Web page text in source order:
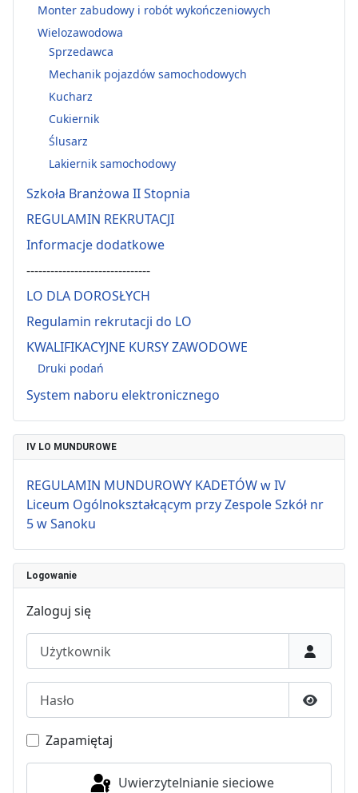
Monter zabudowy i robót wykończeniowych
Wielozawodowa
Sprzedawca
Mechanik pojazdów samochodowych
Kucharz
Cukiernik
Ślusarz
Lakiernik samochodowy
Szkoła Branżowa II Stopnia
REGULAMIN REKRUTACJI
Informacje dodatkowe
-------------------------------
LO DLA DOROSŁYCH
Regulamin rekrutacji do LO
KWALIFIKACYJNE KURSY ZAWODOWE
Druki podań
System naboru elektronicznego
IV LO MUNDUROWE
REGULAMIN MUNDUROWY KADETÓW w IV
Liceum Ogólnokształcącym przy Zespole Szkół nr
5 w Sanoku
Logowanie
Zaloguj się
Pokaż
Zapamiętaj
Uwierzytelnianie sieciowe